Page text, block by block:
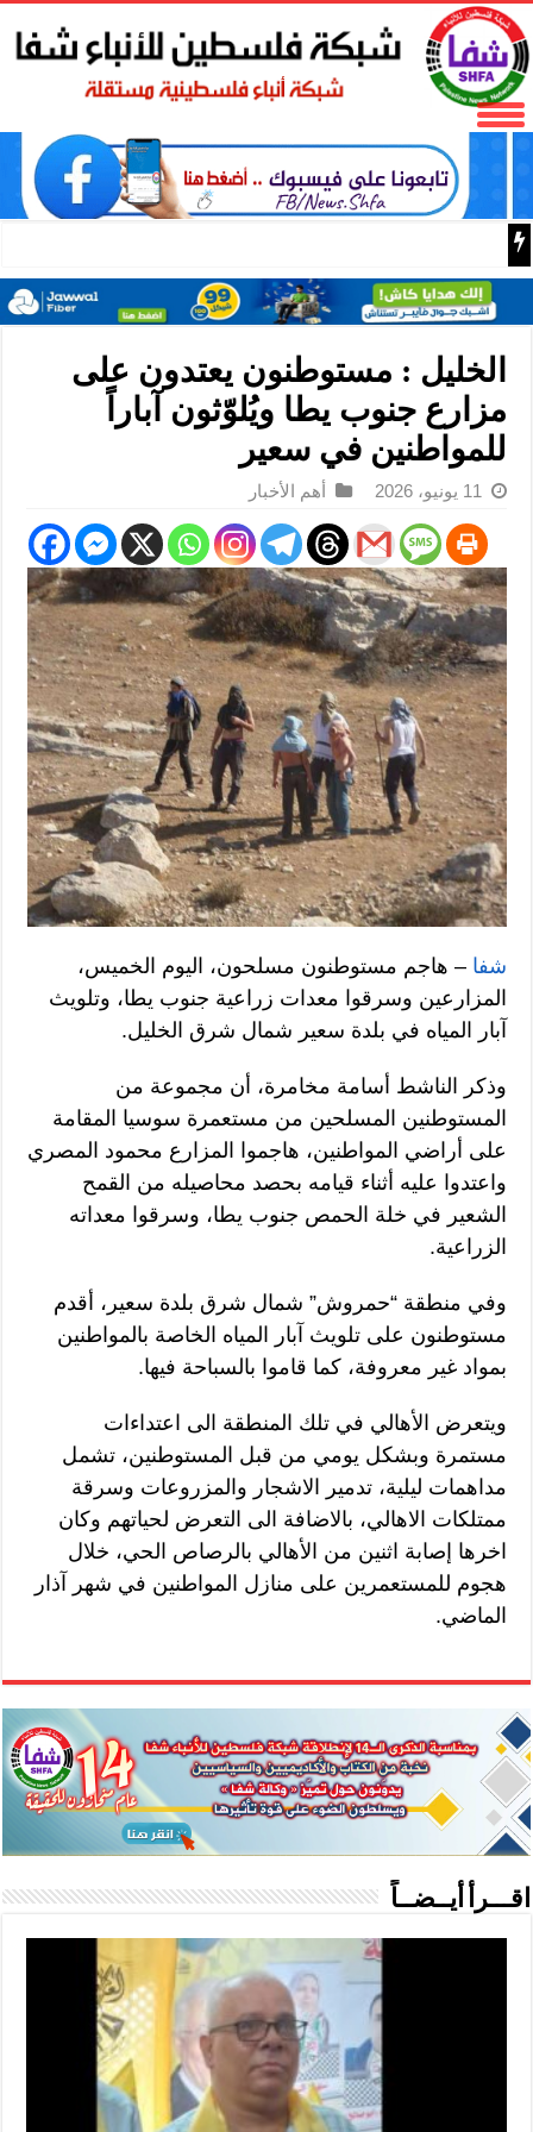
فتح تنعى المناضل نايف خويطر نائب أمين سر إقليم شرق
الخليل : مستوطنون يعتدون على
مزارع جنوب يطا ويُلوّثون آباراً
للمواطنين في سعير
11 يونيو، 2026 أهم الأخبار
شفا – هاجم مستوطنون مسلحون، اليوم الخميس،
المزارعين وسرقوا معدات زراعية جنوب يطا، وتلويث
آبار المياه في بلدة سعير شمال شرق الخليل.
وذكر الناشط أسامة مخامرة، أن مجموعة من
المستوطنين المسلحين من مستعمرة سوسيا المقامة
على أراضي المواطنين، هاجموا المزارع محمود المصري
واعتدوا عليه أثناء قيامه بحصد محاصيله من القمح
الشعير في خلة الحمص جنوب يطا، وسرقوا معداته
الزراعية.
وفي منطقة “حمروش” شمال شرق بلدة سعير، أقدم
مستوطنون على تلويث آبار المياه الخاصة بالمواطنين
بمواد غير معروفة، كما قاموا بالسباحة فيها.
ويتعرض الأهالي في تلك المنطقة الى اعتداءات
مستمرة وبشكل يومي من قبل المستوطنين، تشمل
مداهمات ليلية، تدمير الاشجار والمزروعات وسرقة
ممتلكات الاهالي، بالاضافة الى التعرض لحياتهم وكان
اخرها إصابة اثنين من الأهالي بالرصاص الحي، خلال
هجوم للمستعمرين على منازل المواطنين في شهر آذار
الماضي.
اقـــرأ أيــضــاً